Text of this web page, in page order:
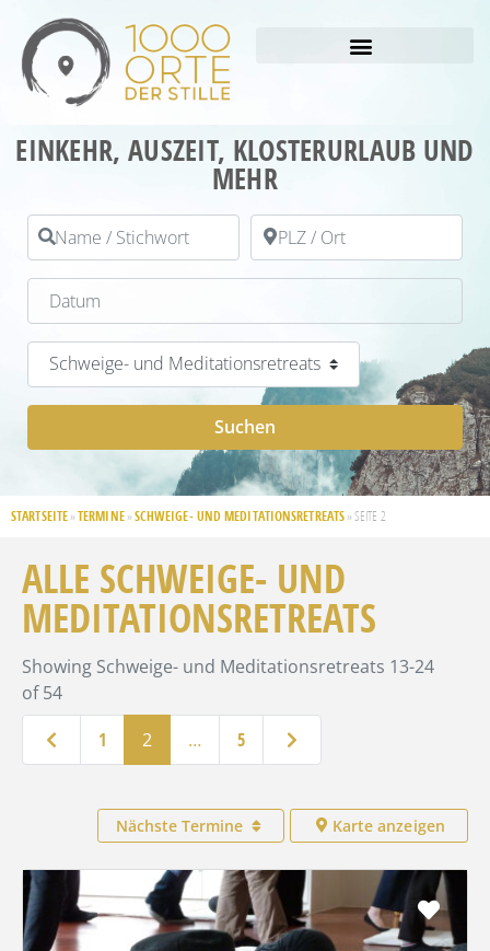
EINKEHR, AUSZEIT, KLOSTERURLAUB UND
MEHR
Name / Stichwort PLZ / Ort
Datum
Kategorie
Suchen
STARTSEITE » TERMINE» SCHWEIGE- UND MEDITATIONSRETREATS »SEITE 2
ALLE SCHWEIGE- UND
MEDITATIONSRETREATS
Showing Schweige- und Meditationsretreats 13-24
of 54
Neuere Beiträge
1 2 … 5 Ältere Beiträge
Nächste Termine Karte anzeigen